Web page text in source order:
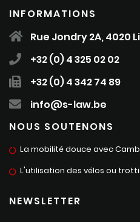
INFORMATIONS
Rue Jondry 2A, 4020
+32 (0) 4 325 02 02
+32 (0) 4 342 74 89
info@s-law.be
NOUS SOUTENONS
La mobilité douce avec
L'utilisation des vélos ou
NEWSLETTER